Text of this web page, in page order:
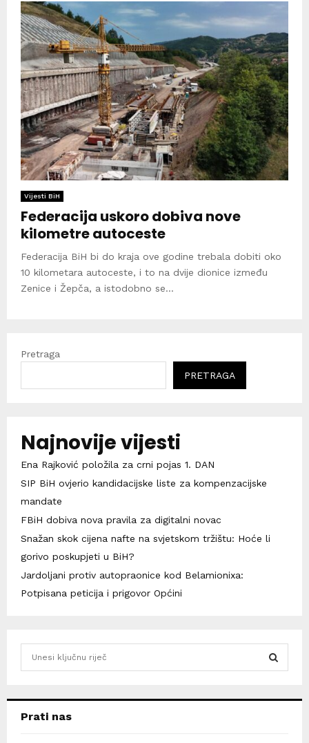
Vijesti BiH
Federacija uskoro dobiva nove
kilometre autoceste
Federacija BiH bi do kraja ove godine trebala dobiti oko
10 kilometara autoceste, i to na dvije dionice između
Zenice i Žepča, a istodobno se...
Pretraga
PRETRAGA
Najnovije vijesti
Ena Rajković položila za crni pojas 1. DAN
SIP BiH ovjerio kandidacijske liste za kompenzacijske
mandate
FBiH dobiva nova pravila za digitalni novac
Snažan skok cijena nafte na svjetskom tržištu: Hoće li
gorivo poskupjeti u BiH?
Jardoljani protiv autopraonice kod Belamionixa:
Potpisana peticija i prigovor Općini
hPrati nas